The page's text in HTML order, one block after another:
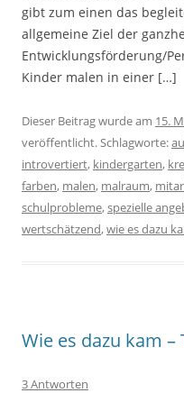
gibt zum einen das
allgemeine Ziel der
Entwicklungsförderung/
Kinder malen in einer […]
Dieser Beitrag wurde am 15.
veröffentlicht. Schlagworte:
introvertiert, kindergarten,
farben, malen, malraum,
schulprobleme,spezielle
wertschätzend,wie es dazu
Wie es dazu kam –
3 Antworten